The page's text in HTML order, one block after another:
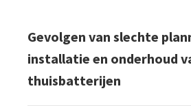
Gevolgen van slechte
installatie en onderhoud
thuisbatterijen